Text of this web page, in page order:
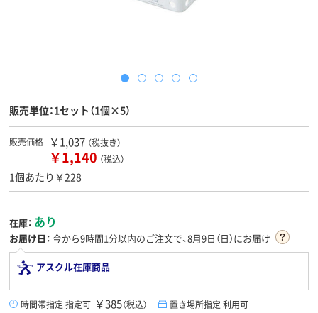
販売単位：1セット（1個×5）
販売価格 ￥1,037 （税抜き）
￥1,140 （税込）
1個あたり￥228
在庫： あり
お届け日： 今から9時間1分以内のご注文で、8月9日（日）にお届け
アスクル在庫商品
時間帯指定 指定可 ￥385（税込） 置き場所指定 利用可